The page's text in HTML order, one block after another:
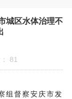
城区水体治理不
81
组督察安庆市发